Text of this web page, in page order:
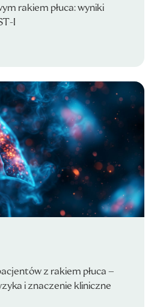
rakiem płuca: wyniki
I
z rakiem płuca –
i znaczenie kliniczne